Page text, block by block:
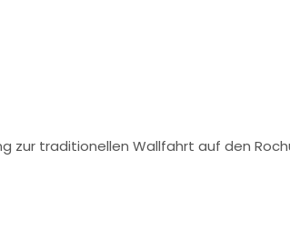
zur traditionellen Wallfahrt auf den